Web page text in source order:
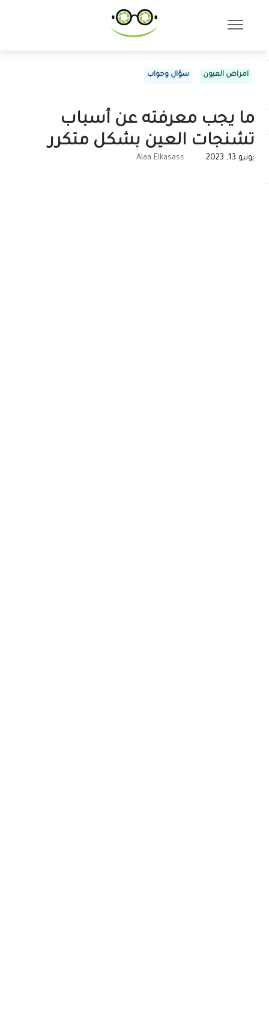
امراض العيون سؤال وجواب
ما يجب معرفته عن أسباب
تشنجات العين بشكل متكرر
يونيو 13, 2023 Alaa Elkasass